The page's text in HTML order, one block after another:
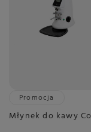
Promocja
Młynek do kawy